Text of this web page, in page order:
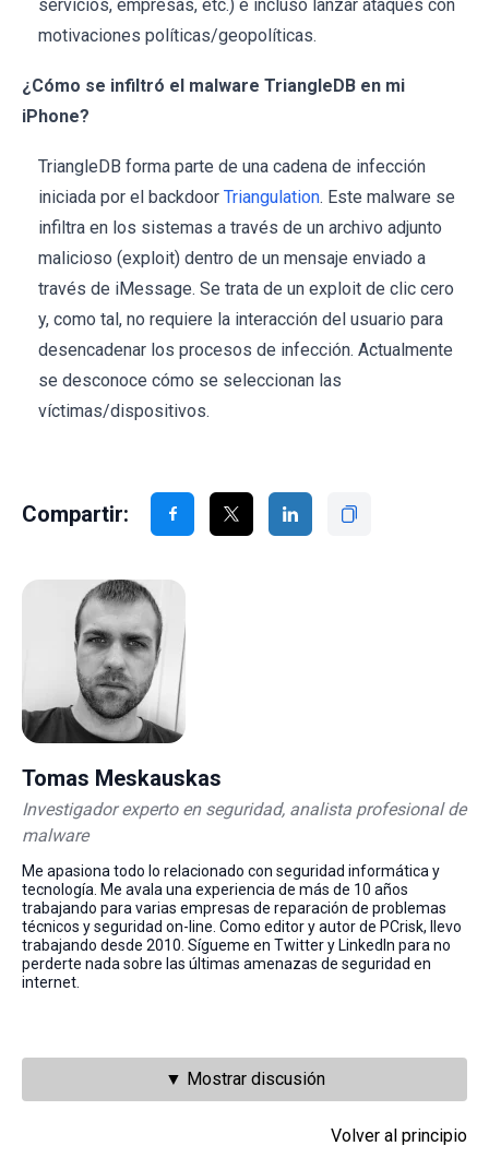
servicios, empresas, etc.) e incluso lanzar ataques con
motivaciones políticas/geopolíticas.
¿Cómo se infiltró el malware TriangleDB en mi
iPhone?
TriangleDB forma parte de una cadena de infección
iniciada por el backdoor Triangulation. Este malware se
infiltra en los sistemas a través de un archivo adjunto
malicioso (exploit) dentro de un mensaje enviado a
través de iMessage. Se trata de un exploit de clic cero
y, como tal, no requiere la interacción del usuario para
desencadenar los procesos de infección. Actualmente
se desconoce cómo se seleccionan las
víctimas/dispositivos.
Compartir:
Tomas Meskauskas
Investigador experto en seguridad, analista profesional de
malware
Me apasiona todo lo relacionado con seguridad informática y
tecnología. Me avala una experiencia de más de 10 años
trabajando para varias empresas de reparación de problemas
técnicos y seguridad on-line. Como editor y autor de PCrisk, llevo
trabajando desde 2010. Sígueme en Twitter y LinkedIn para no
perderte nada sobre las últimas amenazas de seguridad en
internet.
▼ Mostrar discusión
Volver al principio